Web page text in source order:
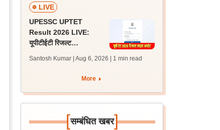
LIVE
UPESSC UPTET
Result 2026 LIVE:
यूपीटीईटी रिजल्ट
जल्द, जानें लेटेस्ट अपडेट,
Santosh Kumar | Aug 6, 2026 | 1 min read
More
[सम्बंधित खबर]